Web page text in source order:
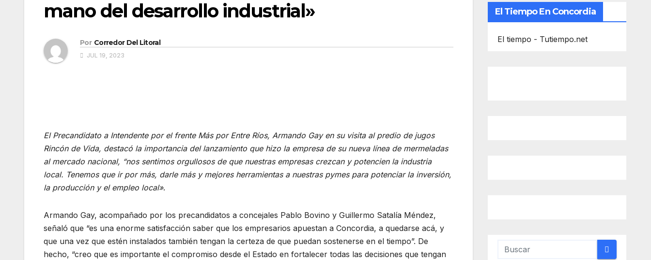
mano del desarrollo industrial»
Por Corredor Del Litoral
JUL 19, 2023
El Precandidato a Intendente por el frente Más por Entre Ríos, Armando Gay en su visita al predio de jugos
Rincón de Vida, destacó la importancia del lanzamiento que hizo la empresa de su nueva línea de mermeladas
al mercado nacional, “nos sentimos orgullosos de que nuestras empresas crezcan y potencien la industria
local. Tenemos que ir por más, darle más y mejores herramientas a nuestras pymes para potenciar la inversión,
la producción y el empleo local».
Armando Gay, acompañado por los precandidatos a concejales Pablo Bovino y Guillermo Satalía Méndez,
señaló que “es una enorme satisfacción saber que los empresarios apuestan a Concordia, a quedarse acá, y
que una vez que estén instalados también tengan la certeza de que puedan sostenerse en el tiempo”. De
hecho, “creo que es importante el compromiso desde el Estado en fortalecer todas las decisiones que tengan
El Tiempo En Concordia
El tiempo - Tutiempo.net